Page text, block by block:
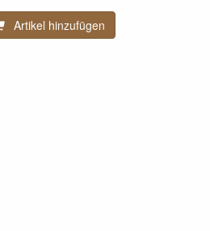
Artikel hinzufügen